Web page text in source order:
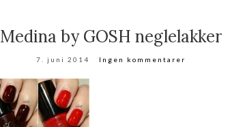
Medina by GOSH neglelakker
7. juni 2014 Ingen kommentarer